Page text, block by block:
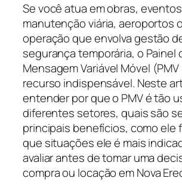
Se você atua em obras,
manutenção viária, aeroportos
operação que envolva gestão
segurança temporária, o Painel
Mensagem Variável Móvel
recurso indispensável. Neste
entender por que o PMV é tão
diferentes setores, quais são
principais benefícios, como ele
que situações ele é mais
avaliar antes de tomar uma
compra ou locação em Nova